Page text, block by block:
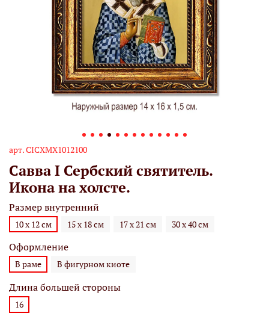
арт.СIСХМХ1012100
Савва I Сербский святитель.
Икона на холсте.
Размер внутренний
10 х 12 см 15 х 18 см 17 х 21 см 30 х 40 см
Оформление
В раме В фигурном киоте
Длина большей стороны
16